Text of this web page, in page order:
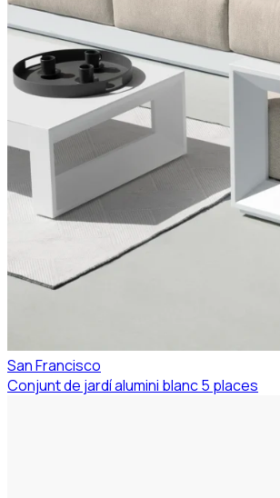
San Francisco
Conjunt de jardí alumini blanc 5 places